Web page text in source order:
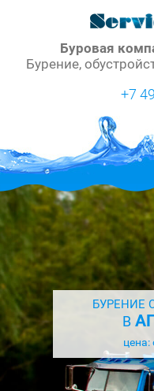
Буровая
Бурение,
+7
БУРЕНИЕ
В
цена: